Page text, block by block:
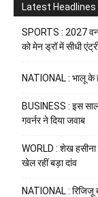
Latest Headlines
SPORTS : 2027
को मेन ड्रॉ में सीधी
NATIONAL : भालू के
BUSINESS : इस
गवर्नर ने दिया जवाब
WORLD : शेख हसीना
खेल रहीं बड़ा दांव
NATIONAL : रिजिजू